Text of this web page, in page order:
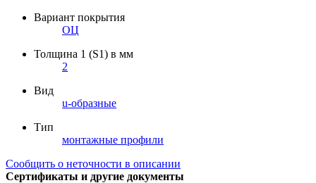
Вариант покрытия
ОЦ
Толщина 1 (S1) в мм
2
Вид
u-образные
Тип
монтажные профили
Сообщить о неточности в описании
Сертификаты и другие документы